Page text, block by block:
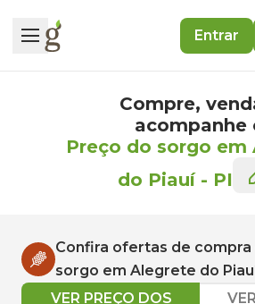
Entrar
Compre,
acompanhe
Preço do sorgo em
do Piauí - PI
Confira ofertas de compra
sorgo em Alegrete do
VER PREÇO DOS